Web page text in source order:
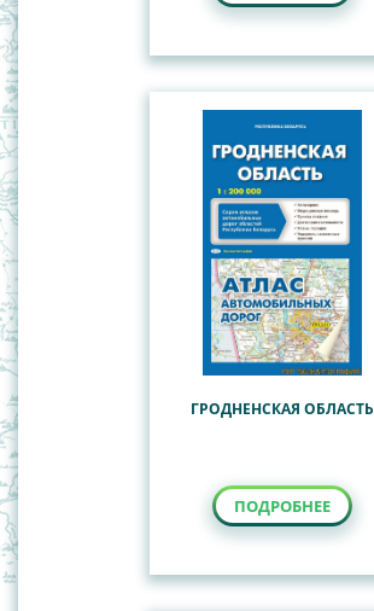
ГРОДНЕНСКАЯ ОБЛАСТЬ
ПОДРОБНЕЕ